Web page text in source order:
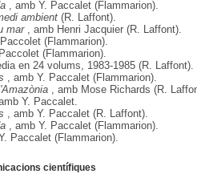
, amb Y. Paccalet (Flammarion).
ambient (R. Laffont).
mar
, amb Henri Jacquier (R. Laffont).
(Flammarion).
(Flammarion).
en 24 volums, 1983-1985 (R. Laffont).
, amb Y. Paccalet (Flammarion).
, amb Mose Richards (R.
amb Y. Paccalet.
, amb Y. Paccalet (R. Laffont).
, amb Y. Paccalet (Flammarion).
Paccalet (Flammarion).
científiques